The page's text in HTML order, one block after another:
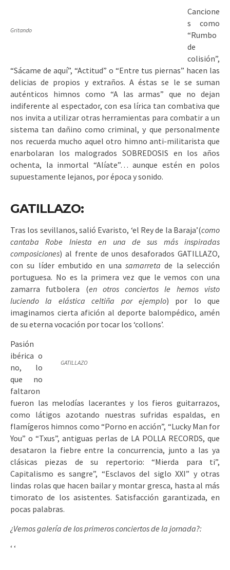
Gritando
Cancione
s como
“Rumbo
de
colisión”,
“Sácame de aquí”, “Actitud” o “Entre tus piernas” hacen las
delicias de propios y extraños. A éstas se le se suman
auténticos himnos como “A las armas” que no dejan
indiferente al espectador, con esa lírica tan combativa que
nos invita a utilizar otras herramientas para combatir a un
sistema tan dañino como criminal, y que personalmente
nos recuerda mucho aquel otro himno anti-militarista que
enarbolaran los malogrados SOBREDOSIS en los años
ochenta, la inmortal “Alíate”… aunque estén en polos
supuestamente lejanos, por época y sonido.
GATILLAZO:
Tras los sevillanos, salió Evaristo, ‘el Rey de la Baraja’(como
cantaba Robe Iniesta en una de sus más inspiradas
composiciones) al frente de unos desaforados GATILLAZO,
con su líder embutido en una samarreta de la selección
portuguesa. No es la primera vez que le vemos con una
zamarra futbolera (en otros conciertos le hemos visto
luciendo la elástica celtiña por ejemplo) por lo que
imaginamos cierta afición al deporte balompédico, amén
de su eterna vocación por tocar los ‘collons’.
GATILLAZO
Pasión
ibérica o
no, lo
que no
faltaron
fueron las melodías lacerantes y los fieros guitarrazos,
como látigos azotando nuestras sufridas espaldas, en
flamígeros himnos como “Porno en acción”, “Lucky Man for
You” o “Txus”, antiguas perlas de LA POLLA RECORDS, que
desataron la fiebre entre la concurrencia, junto a las ya
clásicas piezas de su repertorio: “Mierda para ti”,
Capitalismo es sangre”, “Esclavos del siglo XXI” y otras
lindas rolas que hacen bailar y montar gresca, hasta al más
timorato de los asistentes. Satisfacción garantizada, en
pocas palabras.
¿Vemos galería de los primeros conciertos de la jornada?:
‘ ‘